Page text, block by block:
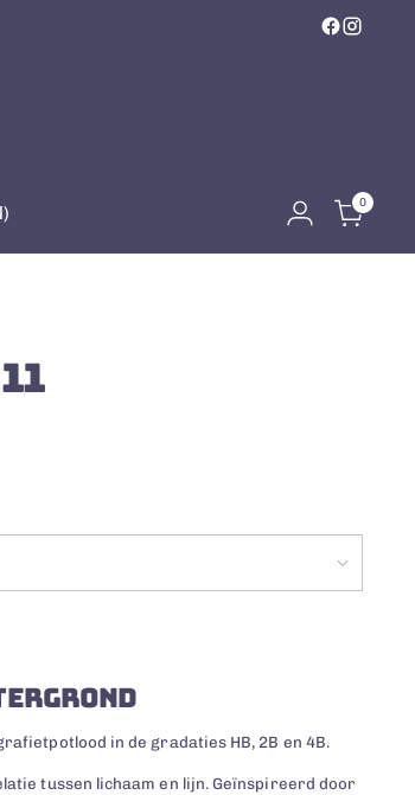
0
in de gradaties HB, 2B en 4B.
tussen lichaam en lijn. Geïnspireerd door